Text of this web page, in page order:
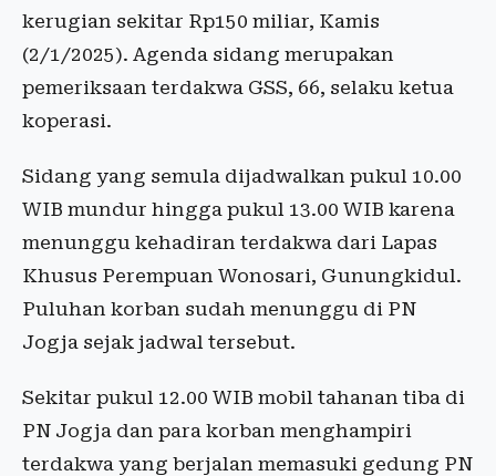
kerugian sekitar Rp150 miliar, Kamis
(2/1/2025). Agenda sidang merupakan
pemeriksaan terdakwa GSS, 66, selaku ketua
koperasi.
Sidang yang semula dijadwalkan pukul 10.00
WIB mundur hingga pukul 13.00 WIB karena
menunggu kehadiran terdakwa dari Lapas
Khusus Perempuan Wonosari, Gunungkidul.
Puluhan korban sudah menunggu di PN
Jogja sejak jadwal tersebut.
Sekitar pukul 12.00 WIB mobil tahanan tiba di
PN Jogja dan para korban menghampiri
terdakwa yang berjalan memasuki gedung PN